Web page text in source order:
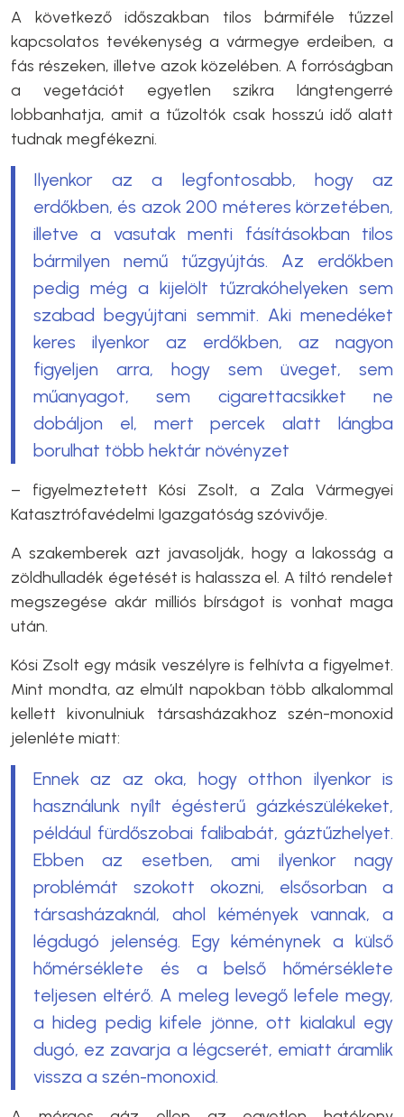
A következő időszakban tilos bármiféle tűzzel
kapcsolatos tevékenység a vármegye erdeiben, a
fás részeken, illetve azok közelében. A forróságban
a vegetációt egyetlen szikra lángtengerré
lobbanhatja, amit a tűzoltók csak hosszú idő alatt
tudnak megfékezni.
Ilyenkor az a legfontosabb, hogy az
erdőkben, és azok 200 méteres körzetében,
illetve a vasutak menti fásításokban tilos
bármilyen nemű tűzgyújtás. Az erdőkben
pedig még a kijelölt tűzrakóhelyeken sem
szabad begyújtani semmit. Aki menedéket
keres ilyenkor az erdőkben, az nagyon
figyeljen arra, hogy sem üveget, sem
műanyagot, sem cigarettacsikket ne
dobáljon el, mert percek alatt lángba
borulhat több hektár növényzet
– figyelmeztetett Kósi Zsolt, a Zala Vármegyei
Katasztrófavédelmi Igazgatóság szóvivője.
A szakemberek azt javasolják, hogy a lakosság a
zöldhulladék égetését is halassza el. A tiltó rendelet
megszegése akár milliós bírságot is vonhat maga
után.
Kósi Zsolt egy másik veszélyre is felhívta a figyelmet.
Mint mondta, az elmúlt napokban több alkalommal
kellett kivonulniuk társasházakhoz szén-monoxid
jelenléte miatt:
Ennek az az oka, hogy otthon ilyenkor is
használunk nyílt égésterű gázkészülékeket,
például fürdőszobai falibabát, gáztűzhelyet.
Ebben az esetben, ami ilyenkor nagy
problémát szokott okozni, elsősorban a
társasházaknál, ahol kémények vannak, a
légdugó jelenség. Egy kéménynek a külső
hőmérséklete és a belső hőmérséklete
teljesen eltérő. A meleg levegő lefele megy,
a hideg pedig kifele jönne, ott kialakul egy
dugó, ez zavarja a légcserét, emiatt áramlik
vissza a szén-monoxid.